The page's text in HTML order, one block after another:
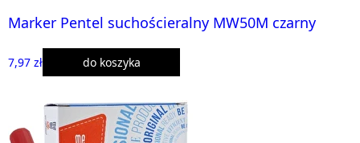
Marker Pentel suchościeralny MW50M czarny
7,97 zł do koszyka